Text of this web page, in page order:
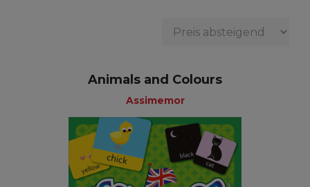
Animals and Colours
Assimemor